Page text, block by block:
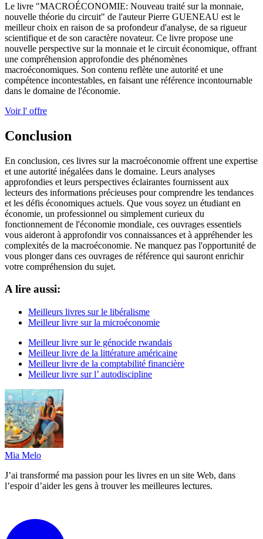
Le livre "MACROÉCONOMIE: Nouveau traité sur la monnaie,
nouvelle théorie du circuit" de l'auteur Pierre GUENEAU est le
meilleur choix en raison de sa profondeur d'analyse, de sa rigueur
scientifique et de son caractère novateur. Ce livre propose une
nouvelle perspective sur la monnaie et le circuit économique, offrant
une compréhension approfondie des phénomènes
macroéconomiques. Son contenu reflète une autorité et une
compétence incontestables, en faisant une référence incontournable
dans le domaine de l'économie.
Voir l' offre
Conclusion
En conclusion, ces livres sur la macroéconomie offrent une expertise
et une autorité inégalées dans le domaine. Leurs analyses
approfondies et leurs perspectives éclairantes fournissent aux
lecteurs des informations précieuses pour comprendre les tendances
et les défis économiques actuels. Que vous soyez un étudiant en
économie, un professionnel ou simplement curieux du
fonctionnement de l'économie mondiale, ces ouvrages essentiels
vous aideront à approfondir vos connaissances et à appréhender les
complexités de la macroéconomie. Ne manquez pas l'opportunité de
vous plonger dans ces ouvrages de référence qui sauront enrichir
votre compréhension du sujet.
A lire aussi:
Meilleurs livres sur le libéralisme
Meilleur livre sur la microéconomie
Meilleur livre sur le génocide rwandais
Meilleur livre de la littérature américaine
Meilleur livre de la comptabilité financière
Meilleur livre sur l’ autodiscipline
Mia Melo
J’ai transformé ma passion pour les livres en un site Web, dans
l’espoir d’aider les gens à trouver les meilleures lectures.